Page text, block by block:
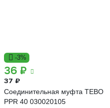
-3%
36 ₽
37 ₽
Соединительная муфта TEBO
PPR 40 030020105